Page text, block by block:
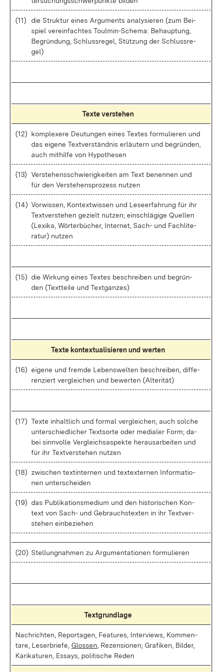
(11)
die Struk­tur ei­nes Ar­gu­ments ana­ly­sie­ren (zum Bei­
spiel ver­ein­fach­tes Toul­min-Sche­ma: Be­haup­tung,
Be­grün­dung, Schluss­re­gel, Stüt­zung der Schluss­re­
gel)
Tex­te ver­ste­hen
(12) kom­ple­xe­re Deu­tun­gen ei­nes Tex­tes for­mu­lie­ren und
das ei­ge­ne Text­ver­ständ­nis er­läu­tern und be­grün­den,
auch mit­hil­fe von Hy­po­the­sen
(13) Ver­ste­hens­schwie­rig­kei­ten am Text be­nen­nen und
für den Ver­ste­hens­pro­zess nut­zen
(14) Vor­wis­sen, Kon­text­wis­sen und Le­seer­fah­rung für ihr
Text­ver­ste­hen ge­zielt nut­zen; ein­schlä­gi­ge Quel­len
(Le­xi­ka, Wör­ter­bü­cher, In­ter­net, Sach- und Fach­li­te­
ra­tur) nut­zen
(15) die Wir­kung ei­nes Tex­tes be­schrei­ben und be­grün­
den (Text­tei­le und Text­gan­zes)
Tex­te kon­textua­li­sie­ren und wer­ten
(16) ei­ge­ne und frem­de Le­bens­wel­ten be­schrei­ben, dif­fe­
ren­ziert ver­glei­chen und be­wer­ten (Al­te­ri­tät)
(17) Tex­te in­halt­lich und for­mal ver­glei­chen, auch sol­che
un­ter­schied­li­cher Text­sor­te oder me­dia­ler Form; da­
bei sinn­vol­le Ver­gleich­s­as­pek­te her­aus­ar­bei­ten und
für ihr Text­ver­ste­hen nut­zen
(18) zwi­schen text­in­ter­nen und tex­tex­ter­nen In­for­ma­tio­
nen un­ter­schei­den
(19) das Pu­bli­ka­ti­ons­me­di­um und den his­to­ri­schen Kon­
text von Sach- und Ge­brauchs­tex­ten in ihr Text­ver­
ste­hen ein­be­zie­hen
(20) Stel­lung­nah­men zu Ar­gu­men­ta­tio­nen for­mu­lie­ren
Text­grund­la­ge
Nach­rich­ten, Re­por­ta­gen, Fea­tures, In­ter­views, Kom­men­
ta­re, Le­ser­brie­fe, Glos­sen , Re­zen­sio­nen; Gra­fi­ken, Bil­der,
Ka­ri­ka­tu­ren, Es­says, po­li­ti­sche Re­den